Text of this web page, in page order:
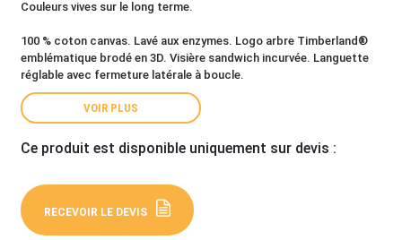
Couleurs vives sur le long terme.
100 % coton canvas. Lavé aux enzymes. Logo arbre Timberland®
emblématique brodé en 3D. Visière sandwich incurvée. Languette
réglable avec fermeture latérale à boucle.
VOIR PLUS
Ce produit est disponible uniquement sur devis :
RECEVOIR LE DEVIS